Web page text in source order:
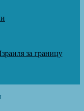
за границу